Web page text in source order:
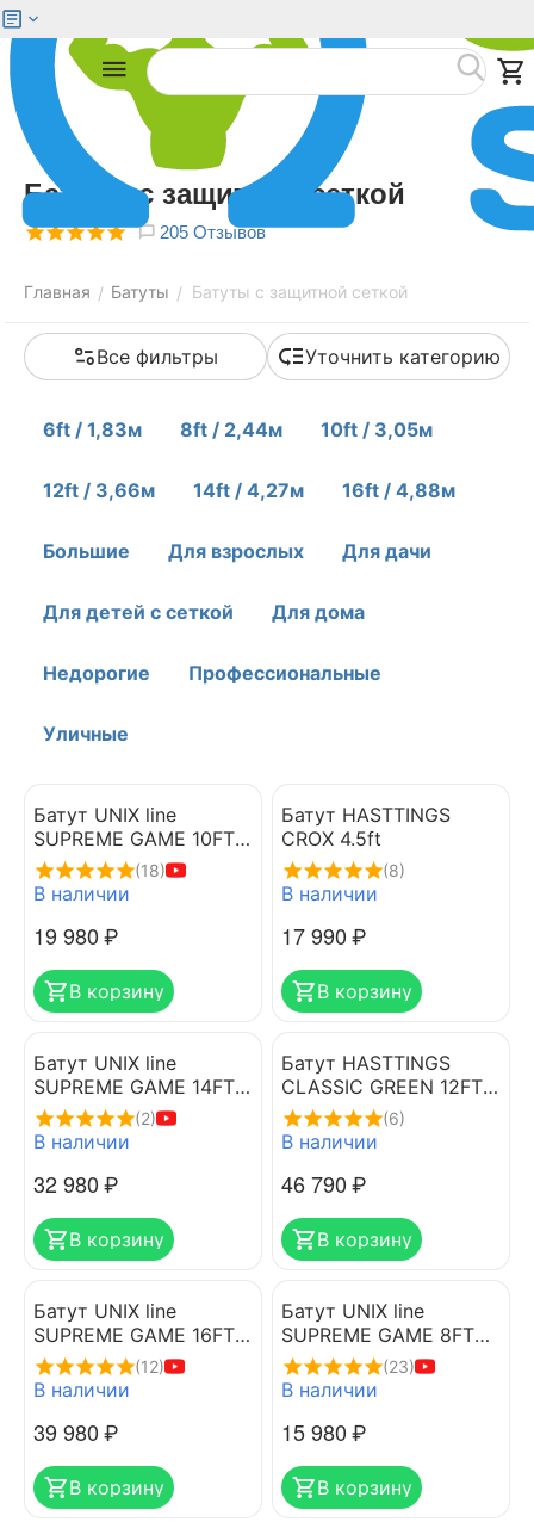
Батуты с защитной сеткой
205 Отзывов
Главная / Батуты / Батуты с защитной сеткой
Все фильтры Уточнить категорию
6ft / 1,83м 8ft / 2,44м 10ft / 3,05м
12ft / 3,66м 14ft / 4,27м 16ft / 4,88м
Большие Для взрослых Для дачи
Для детей с сеткой Для дома
Недорогие Профессиональные
Уличные
Батут UNIX line
SUPREME GAME 10FT
(blue)
(18)
В наличии
19 980₽
В корзину
Батут HASTTINGS
CROX 4.5ft
(8)
В наличии
17 990₽
В корзину
Батут UNIX line
SUPREME GAME 14FT
(blue)
(2)
В наличии
32 980₽
В корзину
Батут HASTTINGS
CLASSIC GREEN 12FT
(3.66 м)
(6)
В наличии
46 790₽
В корзину
Батут UNIX line
SUPREME GAME 16FT
(blue)
(12)
В наличии
39 980₽
В корзину
Батут UNIX line
SUPREME GAME 8FT
(blue)
(23)
В наличии
15 980₽
В корзину
Меню Найти